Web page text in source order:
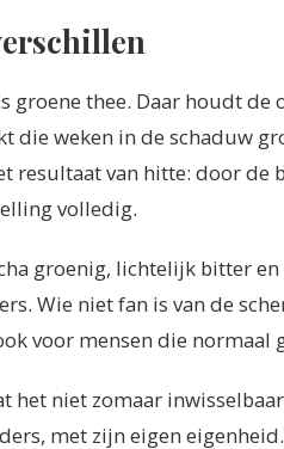
groene thee. Daar houdt de
die weken in de schaduw
resultaat van hitte: door de
volledig.
groenig, lichtelijk bitter
Wie niet fan is van de
voor mensen die normaal
het niet zomaar
met zijn eigen eigenheid.